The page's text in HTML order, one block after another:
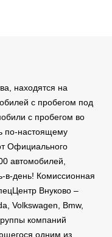
находятся на
с пробегом под
с пробегом во
по-настоящему
Официального
автомобилей,
в-день! Комиссионная
Внуково –
Volkswagen, Bmw,
компаний
одним из